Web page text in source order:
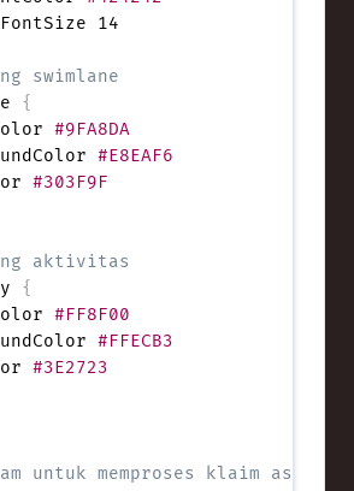
14
swimlane
{
#9FA8DA
#E8EAF6
#303F9F
aktivitas
{
#FF8F00
#FFECB3
#3E2723
untuk memproses klaim